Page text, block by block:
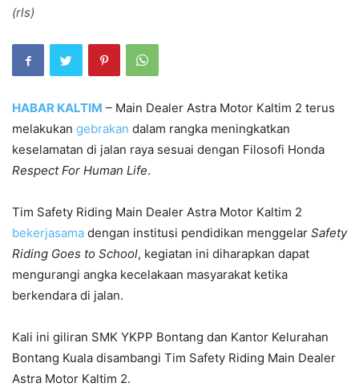
(rls)
HABAR KALTIM – Main Dealer Astra Motor Kaltim 2 terus
melakukan gebrakan dalam rangka meningkatkan
keselamatan di jalan raya sesuai dengan Filosofi Honda
Respect For Human Life.
Tim Safety Riding Main Dealer Astra Motor Kaltim 2
bekerjasama dengan institusi pendidikan menggelar Safety
Riding Goes to School, kegiatan ini diharapkan dapat
mengurangi angka kecelakaan masyarakat ketika
berkendara di jalan.
Kali ini giliran SMK YKPP Bontang dan Kantor Kelurahan
Bontang Kuala disambangi Tim Safety Riding Main Dealer
Astra Motor Kaltim 2.